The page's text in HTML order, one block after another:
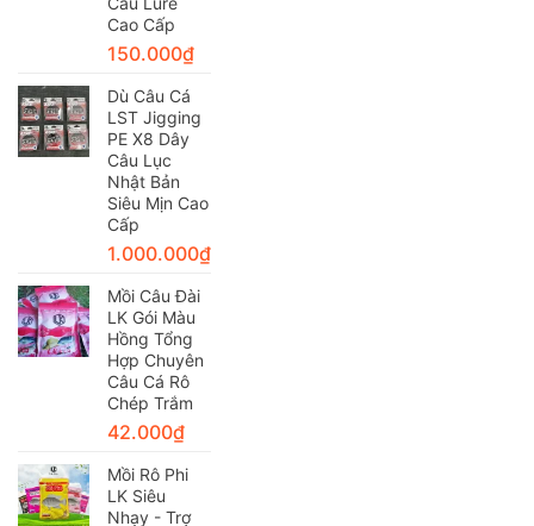
Cao Cấp
150.000₫
Dù Câu Cá
LST Jigging
PE X8 Dây
Câu Lục
Nhật Bản
Siêu Mịn Cao
Cấp
1.000.000₫
Mồi Câu Đài
LK Gói Màu
Hồng Tổng
Hợp Chuyên
Câu Cá Rô
Chép Trắm
42.000₫
Mồi Rô Phi
LK Siêu
Nhạy - Trợ